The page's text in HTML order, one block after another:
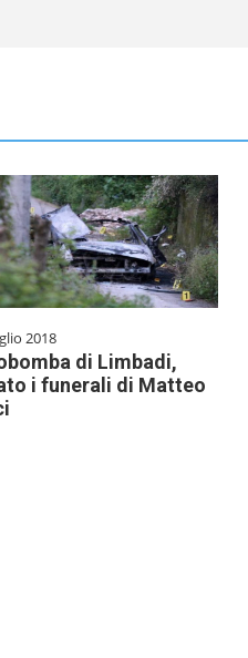
2018
di Limbadi,
i funerali di Matteo